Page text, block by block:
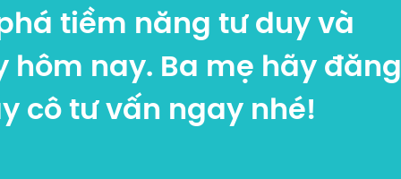
tiềm năng tư duy và
hôm nay. Ba mẹ hãy đăng
cô tư vấn ngay nhé!